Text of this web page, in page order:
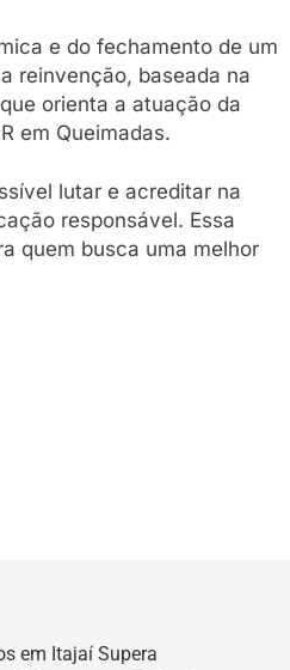
e do fechamento de um
reinvenção, baseada na
orienta a atuação da
em Queimadas.
lutar e acreditar na
responsável. Essa
quem busca uma melhor
em Itajaí Supera